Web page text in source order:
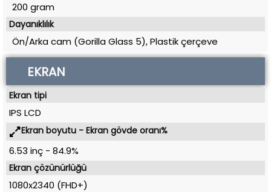
200 gram
Dayanıklılık
Ön/Arka cam (Gorilla Glass 5), Plastik çerçeve
EKRAN
Ekran tipi
IPS LCD
Ekran boyutu - Ekran gövde oranı%
6.53 inç - 84.9%
Ekran çözünürlüğü
1080x2340 (FHD+)